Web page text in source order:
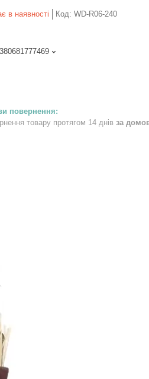
в наявності Код: WD-R06-240
товару протягом 14 днів за